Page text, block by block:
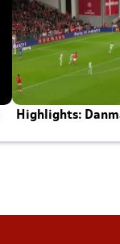
Highlights: